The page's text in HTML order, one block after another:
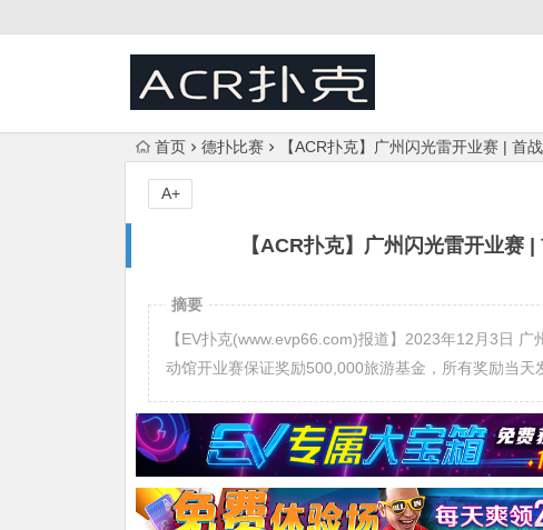
首页 德扑比赛 【ACR扑克】广州闪光雷开业赛 | 首
【ACR扑克】广州闪光雷开业赛
A+
摘要
【EV扑克(www.evp66.com)报道】2023年12月3日
动馆开业赛保证奖励500,000旅游基金，所有奖励当天